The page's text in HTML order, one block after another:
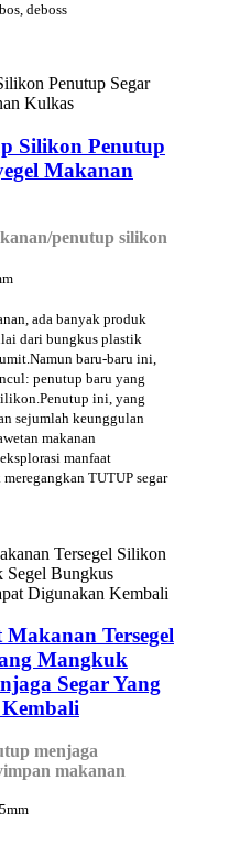
deboss
Silikon Penutup
Makanan
penutup silikon
ada banyak produk
dari bungkus plastik
baru-baru ini,
penutup baru yang
ini, yang
sejumlah keunggulan
makanan
manfaat
TUTUP segar
Makanan Tersegel
Mangkuk
Segar Yang
menjaga
makanan